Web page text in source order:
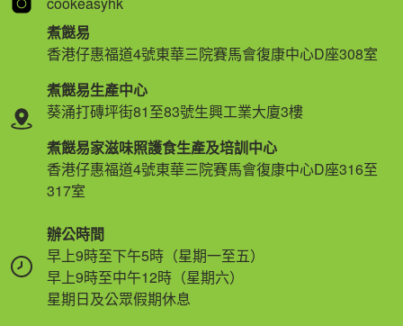
煮餸易
香港仔惠福道4號東華三院賽馬會復康中心D座308室
煮餸易生產中心
葵涌打磚坪街81至83號生興工業大廈3樓
煮餸易家滋味照護食生產及培訓中心
香港仔惠福道4號東華三院賽馬會復康中心D座316至
317室
辦公時間
早上9時至下午5時（星期一至五）
早上9時至中午12時（星期六）
星期日及公眾假期休息